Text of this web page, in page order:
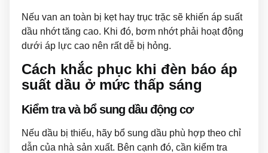
Nếu van an toàn bị kẹt hay trục trặc sẽ khiến áp suất
dầu nhớt tăng cao. Khi đó, bơm nhớt phải hoạt động
dưới áp lực cao nên rất dễ bị hỏng.
Cách khắc phục khi đèn báo áp
suất dầu ở mức thấp sáng
Kiểm tra và bổ sung dầu động cơ
Nếu dầu bị thiếu, hãy bổ sung dầu phù hợp theo chỉ
dẫn của nhà sản xuất. Bên cạnh đó, cần kiểm tra